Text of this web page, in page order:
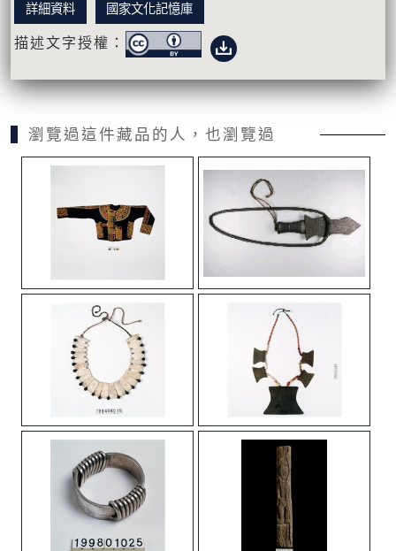
詳細資料 國家文化記憶庫
描述文字授權：
瀏覽過這件藏品的人，也瀏覽過